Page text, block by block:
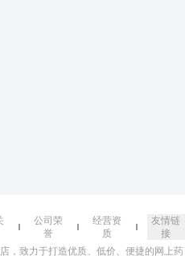
公司荣
誉
经营资
质
友情链
接
，致力于打造优质、低价、便捷的网上药